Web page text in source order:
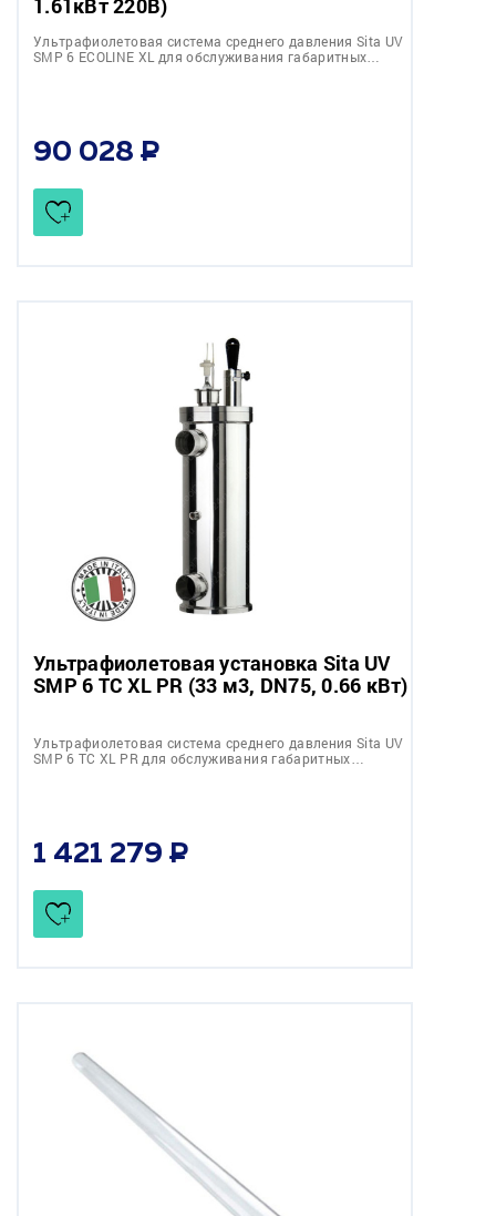
Ультрафиолетовая система среднего давления Sita UV
SMP 6 ECOLINE XL для обслуживания габаритных…
90 028
Ультрафиолетовая установка Sita UV
SMP 6 TC XL PR (33 м3, DN75, 0.66 кВт)
Ультрафиолетовая система среднего давления Sita UV
SMP 6 TC XL PR для обслуживания габаритных…
1 421 279